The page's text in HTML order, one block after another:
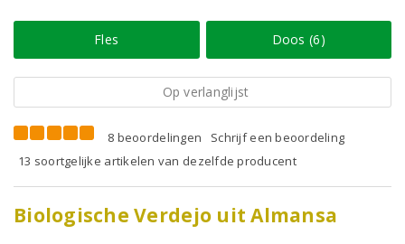
Fles Doos (6)
Op verlanglijst
8 beoordelingen
Schrijf een beoordeling
13 soortgelijke artikelen van dezelfde producent
Biologische Verdejo uit Almansa